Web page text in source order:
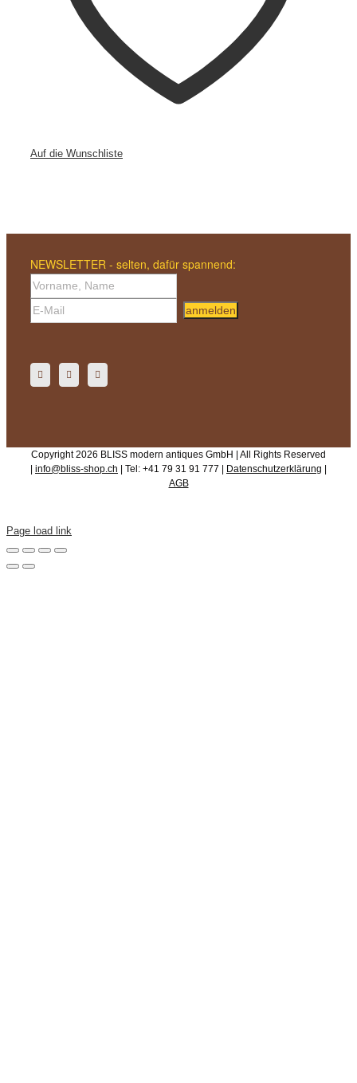
Auf die Wunschliste
NEWSLETTER - selten, dafür spannend:
anmelden
Copyright 2026 BLISS modern antiques GmbH | All Rights Reserved
| info@bliss-shop.ch | Tel: +41 79 31 91 777 | Datenschutzerklärung |
AGB
Page load link